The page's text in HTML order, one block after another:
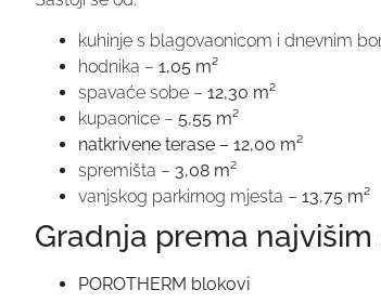
kuhinje s blagovaonicom i dnevnim
hodnika – 1,05 m²
spavaće sobe – 12,30 m²
kupaonice – 5,55 m²
natkrivene terase – 12,00 m²
spremišta – 3,08 m²
vanjskog parkirnog mjesta – 13,75 m²
Gradnja prema
POROTHERM blokovi